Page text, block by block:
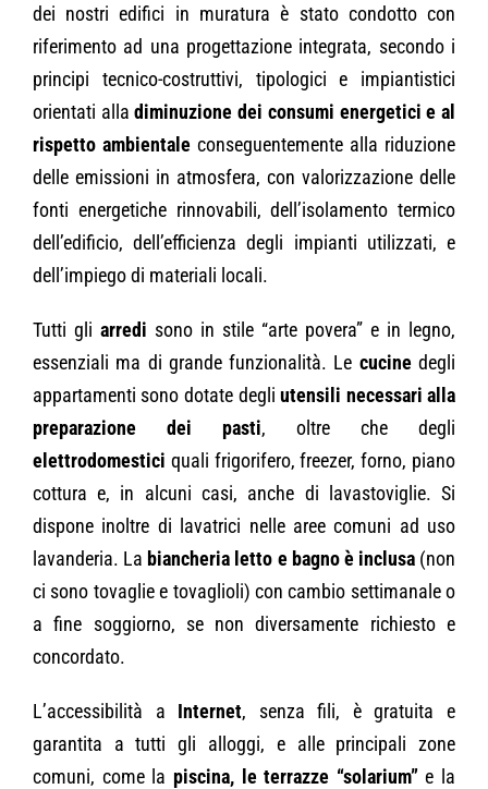
dei nostri edifici in muratura è stato condotto con
riferimento ad una progettazione integrata, secondo i
principi tecnico-costruttivi, tipologici e impiantistici
orientati alladiminuzione dei consumi energetici e al
rispetto ambientale conseguentemente alla riduzione
delle emissioni in atmosfera, con valorizzazione delle
fonti energetiche rinnovabili, dell’isolamento termico
dell’edificio, dell’efficienza degli impianti utilizzati, e
dell’impiego di materiali locali.
Tutti gli arredi sono in stile “arte povera” e in legno,
essenziali ma di grande funzionalità. Le cucinedegli
appartamenti sono dotate degliutensili necessari alla
preparazione dei pasti, oltre che degli
elettrodomestici quali frigorifero, freezer, forno, piano
cottura e, in alcuni casi, anche di lavastoviglie. Si
dispone inoltre di lavatrici nelle aree comuni ad uso
lavanderia. La biancheria letto e bagno è inclusa(non
ci sono tovaglie e tovaglioli) con cambio settimanale o
a fine soggiorno, se non diversamente richiesto e
concordato.
L’accessibilità a Internet, senza fili, è gratuita e
garantita a tutti gli alloggi, e alle principali zone
comuni, come la piscina, le terrazze “solarium”e la